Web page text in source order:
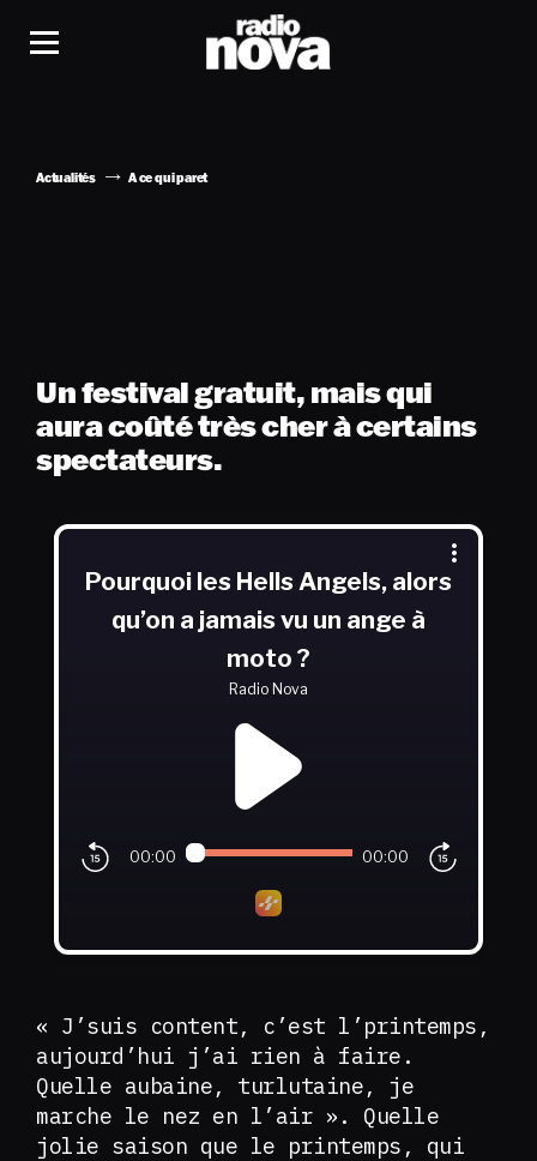
Actualités A ce qui paret
Un festival gratuit, mais qui
aura coûté très cher à certains
spectateurs.
« J’suis content, c’est l’printemps,
aujourd’hui j’ai rien à faire.
Quelle aubaine, turlutaine, je
marche le nez en l’air ». Quelle
jolie saison que le printemps, qui